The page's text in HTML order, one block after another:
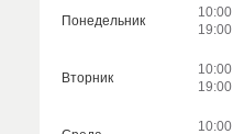
Понедельник
10:00
19:00
Вторник
10:00
19:00
10:00